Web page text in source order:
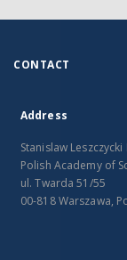
CONTACT
Address
Stanislaw
Polish Academy of
ul. Twarda 51/55
00-818 Warszawa,